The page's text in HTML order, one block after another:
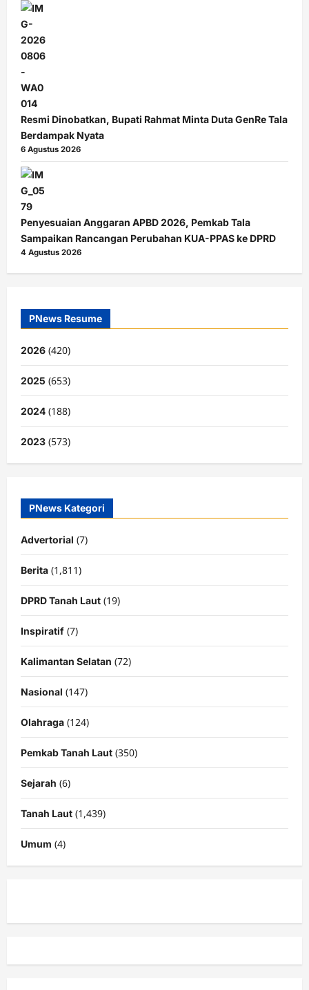
Resmi Dinobatkan, Bupati Rahmat Minta Duta GenRe Tala
Berdampak Nyata
6 Agustus 2026
Penyesuaian Anggaran APBD 2026, Pemkab Tala
Sampaikan Rancangan Perubahan KUA-PPAS ke DPRD
4 Agustus 2026
PNews Resume
2026 (420)
2025 (653)
2024 (188)
2023 (573)
PNews Kategori
Advertorial (7)
Berita (1,811)
DPRD Tanah Laut (19)
Inspiratif (7)
Kalimantan Selatan (72)
Nasional (147)
Olahraga (124)
Pemkab Tanah Laut (350)
Sejarah (6)
Tanah Laut (1,439)
Umum (4)